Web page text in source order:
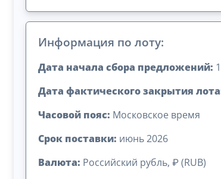
Информация по лоту:
Дата начала сбора предложений:
Дата фактического закрытия
Часовой пояс: Московское время
Срок поставки: июнь 2026
Валюта: Российский рубль, ₽ (RUB)